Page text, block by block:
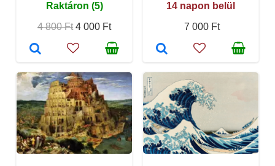
Raktáron (5)
4 800 Ft 4 000 Ft
14 napon belül
7 000 Ft